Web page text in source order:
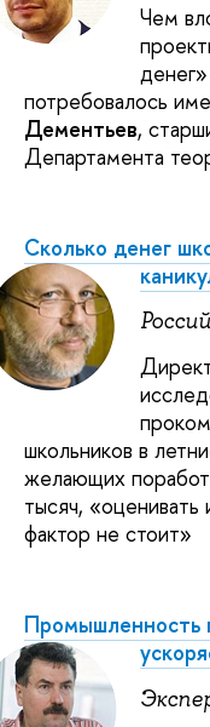
Чем
потребовалось
Дементьев,
Департамента
Сколько денег
школьников в
желающих
тысяч, «оценивать
фактор не стоит»
Промышленность